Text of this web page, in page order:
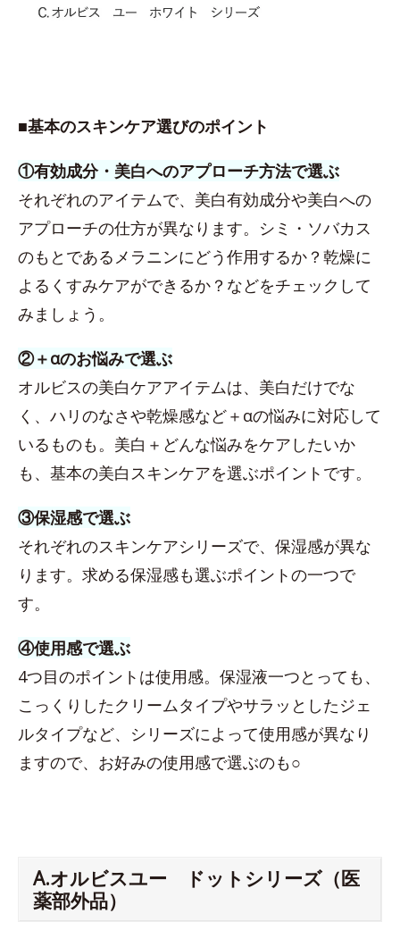
■基本のスキンケア選びのポイント
①有効成分・美白へのアプローチ方法で選ぶ
それぞれのアイテムで、美白有効成分や美白への
アプローチの仕方が異なります。シミ・ソバカス
のもとであるメラニンにどう作用するか？乾燥に
よるくすみケアができるか？などをチェックして
みましょう。
②＋αのお悩みで選ぶ
オルビスの美白ケアアイテムは、美白だけでな
く、ハリのなさや乾燥感など＋αの悩みに対応して
いるものも。美白＋どんな悩みをケアしたいか
も、基本の美白スキンケアを選ぶポイントです。
③保湿感で選ぶ
それぞれのスキンケアシリーズで、保湿感が異な
ります。求める保湿感も選ぶポイントの一つで
す。
④使用感で選ぶ
4つ目のポイントは使用感。保湿液一つとっても、
こっくりしたクリームタイプやサラッとしたジェ
ルタイプなど、シリーズによって使用感が異なり
ますので、お好みの使用感で選ぶのも○
A.オルビスユー ドットシリーズ（医
薬部外品）